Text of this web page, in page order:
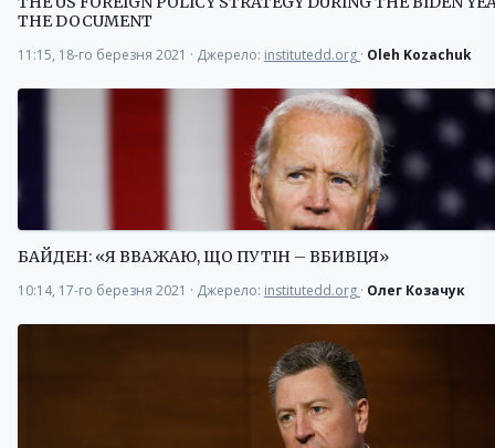
THE DOCUMENT
11:15, 18-го березня 2021 · Джерело: institutedd.org · Oleh Kozachuk
БАЙДЕН: «Я ВВАЖАЮ, ЩО ПУТІН – ВБИВЦЯ»
10:14, 17-го березня 2021 · Джерело: institutedd.org · Олег Козачук